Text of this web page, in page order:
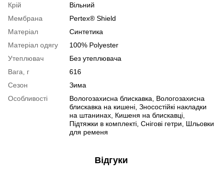
Крій
Вільний
Мембрана
Pertex® Shield
Матеріал
Синтетика
Матеріал одягу
100% Polyester
Утеплювач
Без утеплювача
Вага, г
616
Сезон
Зима
Особливості
Вологозахисна блискавка, Вологозахисна
блискавка на кишені, Зносостійкі накладки
на штанинах, Кишеня на блискавці,
Підтяжки в комплекті, Снігові гетри, Шльовки
для ременя
Відгуки